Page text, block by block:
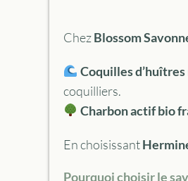
ChezBlossom
Coquilles
coquilliers.
Charbon actif bio
En choisissant
Pourquoi choisir le